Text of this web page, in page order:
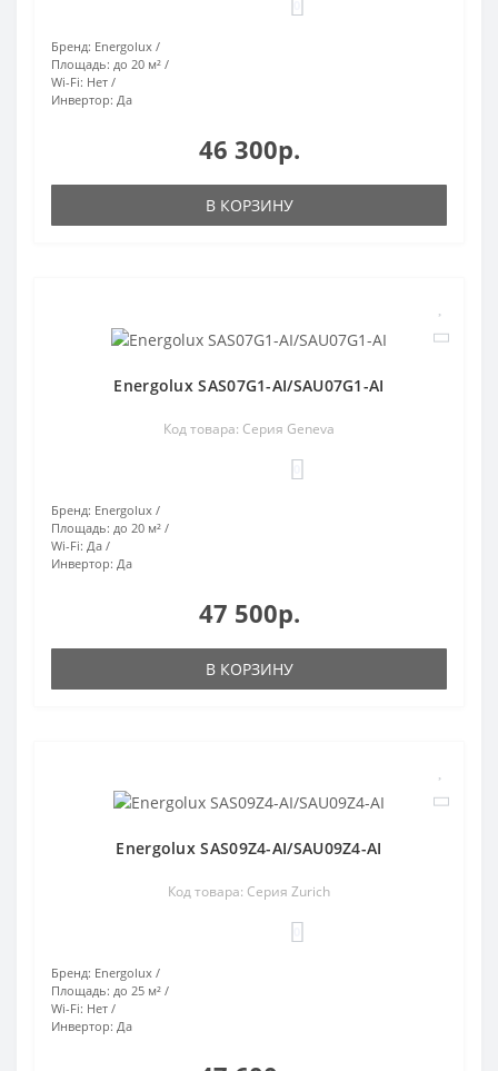
Бренд: Energolux
Площадь: до 20 м²
Wi-Fi: Нет
Инвертор: Да
46 300р.
В КОРЗИНУ
Energolux SAS07G1-AI/SAU07G1-AI
Код товара: Серия Geneva
Бренд: Energolux
Площадь: до 20 м²
Wi-Fi: Да
Инвертор: Да
47 500р.
В КОРЗИНУ
Energolux SAS09Z4-AI/SAU09Z4-AI
Код товара: Серия Zurich
Бренд: Energolux
Площадь: до 25 м²
Wi-Fi: Нет
Инвертор: Да